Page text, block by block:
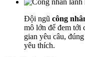
Đội ngũ công
mô lớn để đem tới
gian yêu câu,
yêu thích.